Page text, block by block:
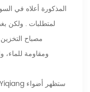
المذكورة أعلاه في
لمتطلبات . ولكن
مصباح
ومقاومة للماء،